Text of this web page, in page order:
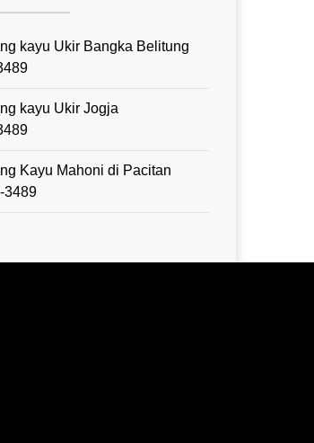
kayu Ukir Bangka Belitung
kayu Ukir Jogja
Kayu Mahoni di Pacitan
3489